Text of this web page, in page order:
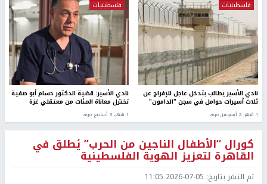
فلسطينيات
نادي الأسير يطالب بتدخل عاجل للإفراج عن
ثلاث أسيرات حوامل في سجن "الدامون"
1 شهر، 2 أسبوعين ago
فلسطينيات
نادي الأسير: قضية الدكتور حسام أبو صفية
تختزل معاناة المئات من معتقلي غزة
1 شهر، 3 أسابيع ago
كورال “الأطفال الناجين من الحرب” يُطلق في
القاهرة لتعزيز الهوية الفلسطينية
تم النشر بتاريخ: 2026-07-05 11:05